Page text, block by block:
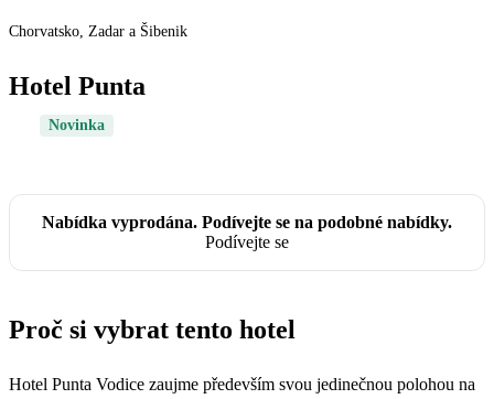
Chorvatsko, Zadar a Šibenik
Hotel Punta
Novinka
Nabídka vyprodána. Podívejte se na podobné nabídky.
Podívejte se
Proč si vybrat tento hotel
Hotel Punta Vodice zaujme především svou jedinečnou polohou na